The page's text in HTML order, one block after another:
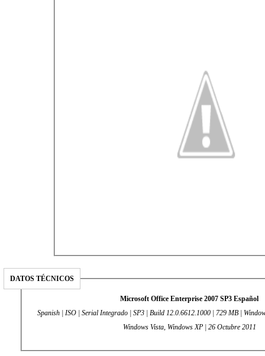
DATOS TÉCNICOS
Microsoft Office Enterprise 2007 SP3 Español
Spanish | ISO | Serial Integrado | SP3 | Build 12.0.6612.1000 | 729 MB |
Windows Vista, Windows XP | 26 Octubre 2011